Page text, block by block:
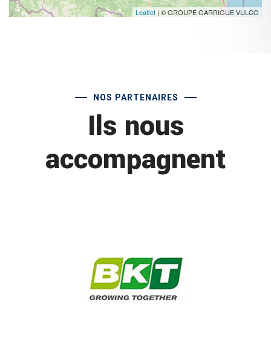
Leaflet | © GROUPE GARRIGUE VULCO
NOS PARTENAIRES
Ils nous
accompagnent